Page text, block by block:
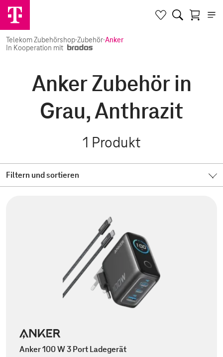
Telekom Zubehörshop·Zubehör·Anker
In Kooperation mit
Anker Zubehör in
Grau, Anthrazit
1 Produkt
Filtern und sortieren
Anker 100 W 3 Port Ladegerät